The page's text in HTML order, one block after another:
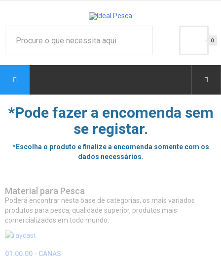
0
*Pode fazer a encomenda sem
se registar.
*Escolha o produto e finalize a encomenda somente com os
dados necessários.
Material para Pesca
Poderá encontrar nesta base de categorias, os mais variados
produtos para pesca, qualidade superior, produtos mais
comercializados em todo mundo.
01.00.00 - CANAS